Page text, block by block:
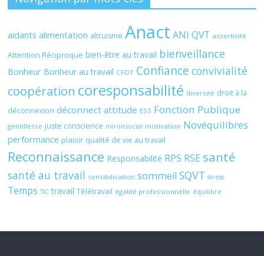
aidants alimentation altruisme Anact ANI QVT assertivité
Attention Réciproque bien-être au travail bienveillance
Bonheur Bonheur au travail CFDT Confiance convivialité
coopération coresponsabilité diversité droit à la
déconnexion déconnect attitude ESS Fonction Publique
gentillesse juste conscience miroirsocial motivation Novéquilibres
performance plaisir qualité de vie au travail
Reconnaissance Responsabilité RPS RSE santé
santé au travail sensibilisation sommeil SQVT stress
Temps TIC travail Télétravail égalité professionnelle équilibre